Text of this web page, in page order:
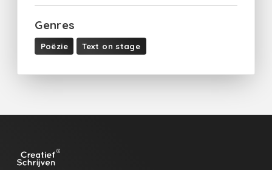
Genres
Poëzie Text on stage